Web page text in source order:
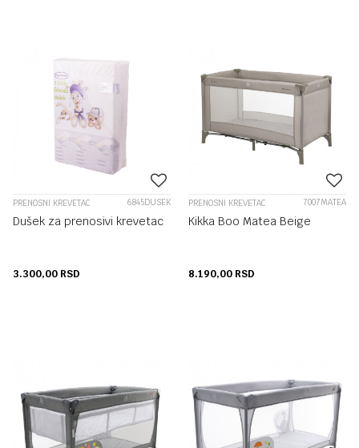
PRENOSNI KREVETAC 6845DUSEK
Dušek za prenosivi krevetac
3.300,00 RSD
PRENOSNI KREVETAC 7007MATEA
Kikka Boo Matea Beige
8.190,00 RSD